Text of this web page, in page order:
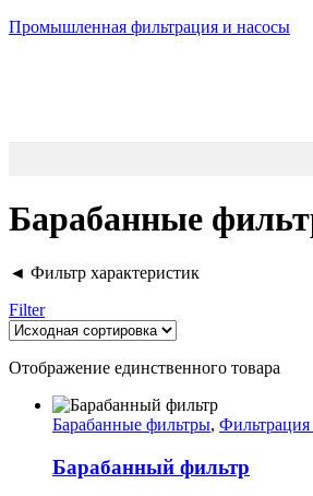
Промышленная фильтрация и насосы
Барабанные
◄ Фильтр характеристик
Filter
Отображение единственного товара
Барабанные фильтры, Фильтрация
Барабанный фильтр